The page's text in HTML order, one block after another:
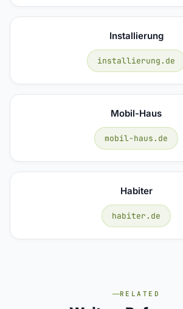
Installierung
installierung.de
Mobil-Haus
mobil-haus.de
Habiter
habiter.de
RELATED